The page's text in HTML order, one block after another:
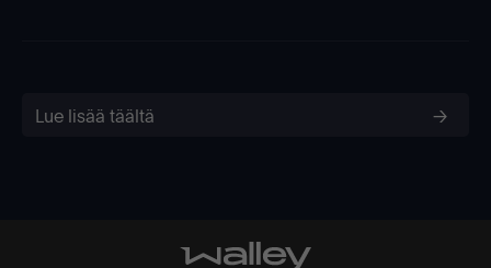
Lue lisää täältä